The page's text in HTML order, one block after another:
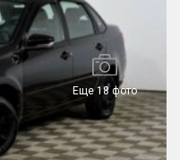
Еще 18 фото